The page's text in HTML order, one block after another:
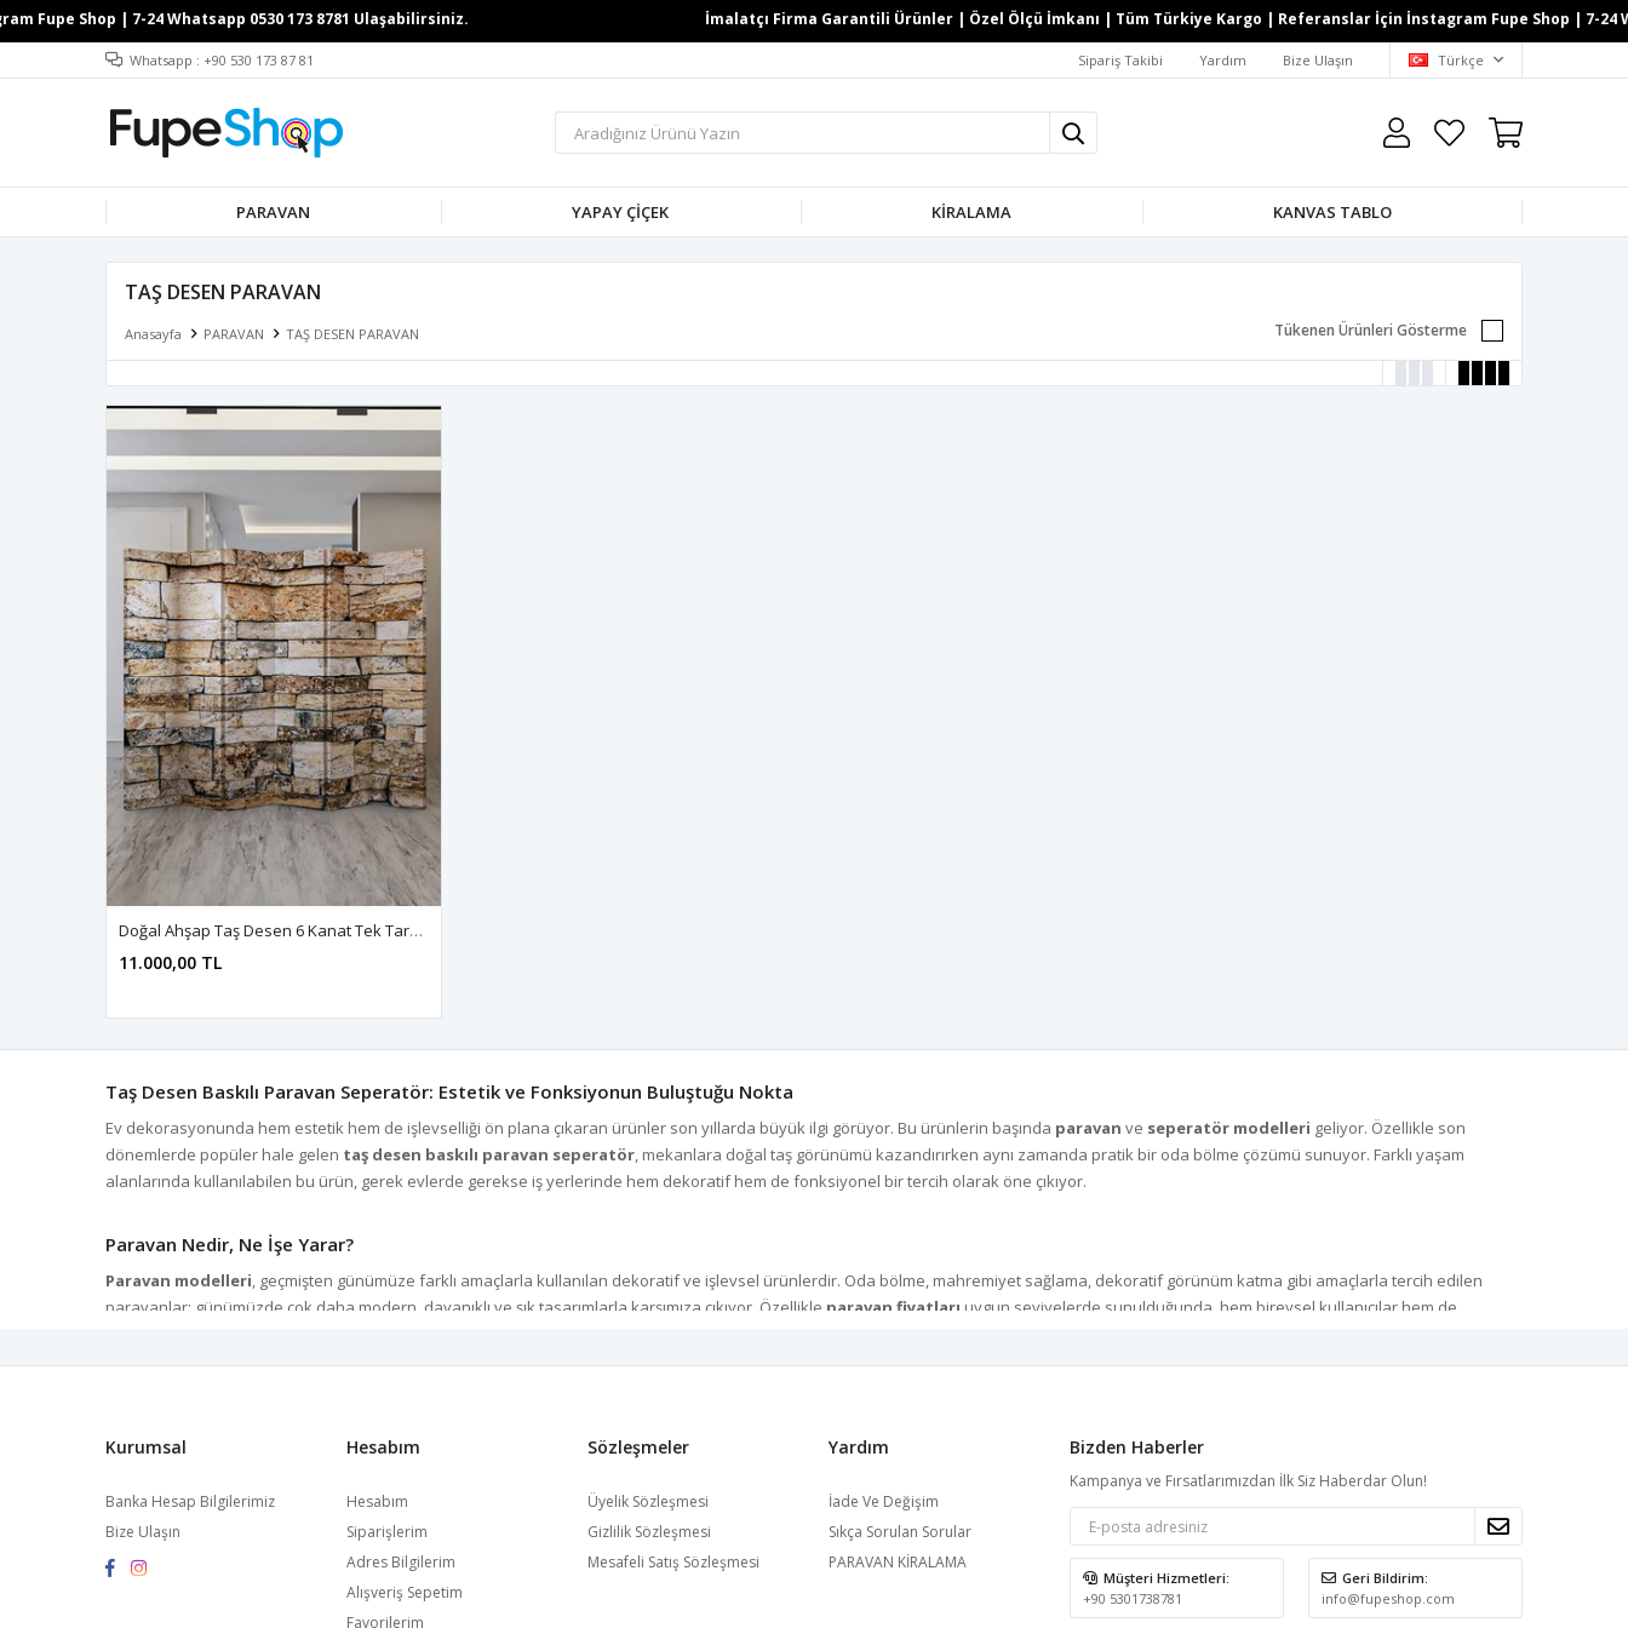
İmalatçı Firma Garantili Ürünler | Özel Ölçü İmkanı | Tüm Türkiye Kargo | Referanslar İçin İnstagram Fupe Shop | 7-24
Whatsapp : +90 530 173 87 81 Sipariş Takibi Yardım Bize Ulaşın Türkçe
PARAVAN YAPAY ÇİÇEK KİRALAMA KANVAS TABLO
TAŞ DESEN PARAVAN
Anasayfa PARAVAN TAŞ DESEN PARAVAN Tükenen Ürünleri Gösterme
Doğal Ahşap Taş Desen 6 Kanat Tek Taraf Baskılı Paravan Seperatör Oda Bölme
11.000,00 TL
Taş Desen Baskılı Paravan Seperatör: Estetik ve Fonksiyonun Buluştuğu Nokta
Ev dekorasyonunda hem estetik hem de işlevselliği ön plana çıkaran ürünler son yıllarda büyük ilgi görüyor. Bu ürünlerin başında paravan ve seperatör modelleri geliyor. Özellikle son
dönemlerde popüler hale gelen taş desen baskılı paravan seperatör, mekanlara doğal taş görünümü kazandırırken aynı zamanda pratik bir oda bölme çözümü sunuyor. Farklı yaşam
alanlarında kullanılabilen bu ürün, gerek evlerde gerekse iş yerlerinde hem dekoratif hem de fonksiyonel bir tercih olarak öne çıkıyor.
Paravan Nedir, Ne İşe Yarar?
Paravan modelleri, geçmişten günümüze farklı amaçlarla kullanılan dekoratif ve işlevsel ürünlerdir. Oda bölme, mahremiyet sağlama, dekoratif görünüm katma gibi amaçlarla tercih edilen
paravanlar; günümüzde çok daha modern, dayanıklı ve şık tasarımlarla karşımıza çıkıyor. Özellikle paravan fiyatları uygun seviyelerde sunulduğunda, hem bireysel kullanıcılar hem de
veya evlerde salon ve mutfak arasına şık bir ayrım eklemek için ideal çözümler sunar. Taş desen baskılı seperatör, bu noktada doğallık hissi ve dayanıklılığıyla öne çıkar. Ayrıca, kullanıcılar
açısından farklı bütçelere uygun alternatifler bulabildiği için dekorasyon tercihlerinde daha özgür davranabiliyor.
Taş Desen Baskılı Paravan Modelleri
Doğal taş görünümlü baskılar, mekânlara rustik, modern ve şık bir hava katıyor. Bu nedenle
, farklı yaşam alanlarında çok yönlü olarak kullanılabiliyor.
Çeşitli renk seçenekleri, desen çeşitliliği ve ölçü alternatifleri sayesinde kullanıcıların ihtiyacına uygun özel tasarımlar yapılabiliyor. Ayrıca kişiye özel üretim imkânı, mekânın tarzına uygun en
Kurumsal
Banka Hesap Bilgilerimiz
Bize Ulaşın
Hesabım
Hesabım
Siparişlerim
Adres Bilgilerim
Alışveriş Sepetim
Favorilerim
Sözleşmeler
Üyelik Sözleşmesi
Gizlilik Sözleşmesi
Mesafeli Satış Sözleşmesi
Yardım
İade Ve Değişim
Sıkça Sorulan Sorular
PARAVAN KİRALAMA
Bizden Haberler
Kampanya ve Fırsatlarımızdan İlk Siz Haberdar Olun!
Müşteri Hizmetleri:
+90 5301738781
Geri Bildirim:
info@fupeshop.com